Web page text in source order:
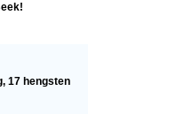
17 hengsten